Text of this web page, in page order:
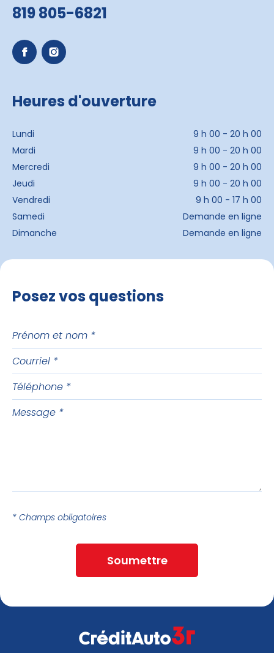
819 805-6821
Heures d'ouverture
Lundi
9 h 00 - 20 h 00
Mardi
9 h 00 - 20 h 00
Mercredi
9 h 00 - 20 h 00
Jeudi
9 h 00 - 20 h 00
Vendredi
9 h 00 - 17 h 00
Samedi
Demande en ligne
Dimanche
Demande en ligne
Posez vos questions
Prénom
nom
Courriel
Téléphone
Message
* Champs obligatoires
Soumettre